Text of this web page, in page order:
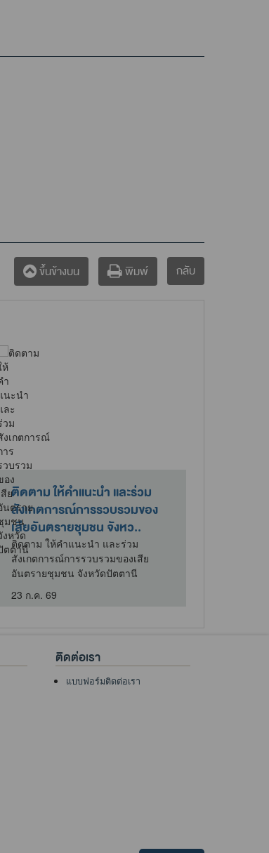
ขึ้นข้างบน พิมพ์ กลับ
ติดตาม ให้คำแนะนำ และร่วม
สังเกตการณ์การรวบรวมของ
เสียอันตรายชุมชน จังหว..
ติดตาม ให้คำแนะนำ และร่วม
สังเกตการณ์การรวบรวมของเสีย
อันตรายชุมชน จังหวัดปัตตานี
23 ก.ค. 69
ติดต่อเรา
แบบฟอร์มติดต่อเรา